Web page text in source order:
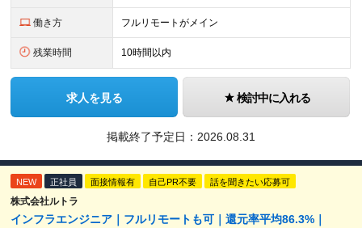
働き方 フルリモートがメイン
残業時間 10時間以内
求人を見る 検討中に入れる
掲載終了予定日： 2026.08.31
NEW 正社員 面接情報有 自己PR不要 話を聞きたい応募可
株式会社ルトラ
インフラエンジニア｜フルリモートも可｜還元率平均86.3%｜